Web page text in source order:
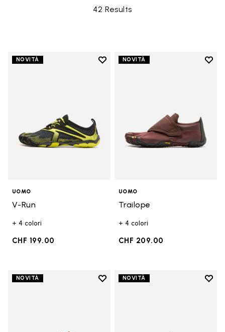
42 Results
NOVITÀ
Add to wishlist
UOMO
V-Run
+ 4 colori
CHF 199.00
NOVITÀ
Add
UOMO
Trailope
+ 4 colori
CHF 209.00
NOVITÀ
Add to wishlist
NOVITÀ
Add